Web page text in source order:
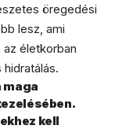
öregedési
lesz, ami
életkorban
maga
kell